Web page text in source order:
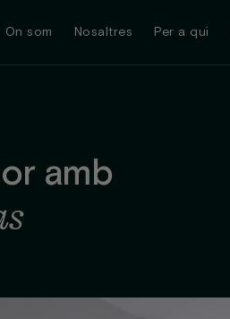
On som Nosaltres Per a qui
amb